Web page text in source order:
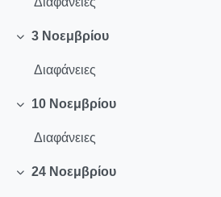
Collapse
3 Νοεμβρίου
Διαφάνειες
Collapse
10 Νοεμβρίου
Διαφάνειες
Collapse
24 Νοεμβρίου